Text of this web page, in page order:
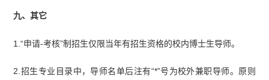
九、其它
1.“申请-考核”制招生仅限当年有招生资格的校内博士生导师。
2.招生专业目录中，导师名单后注有“*”号为校外兼职导师。原则